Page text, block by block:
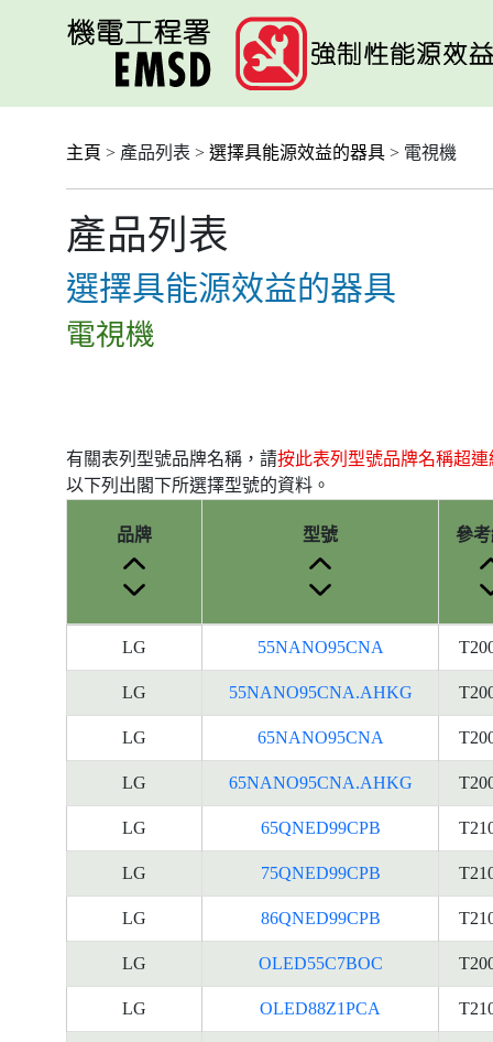
主頁 > 產品列表 > 選擇具能源效益的器具 > 電視機
產品列表
選擇具能源效益的器具
電視機
有關表列型號品牌名稱，請按此表列型號品牌名稱超連
以下列出閣下所選擇型號的資料。
號
籤
料
品牌 型號 參
LG 55NANO95CNA
LG 55NANO95CNA.AHKG
LG 65NANO95CNA
LG 65NANO95CNA.AHKG
LG 65QNED99CPB
LG 75QNED99CPB
LG 86QNED99CPB
LG OLED55C7BOC
LG OLED88Z1PCA